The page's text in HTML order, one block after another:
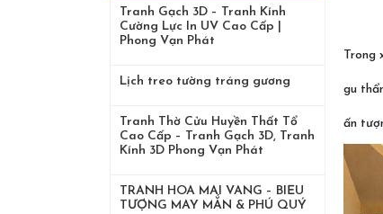
Tranh Gạch 3D – Tranh Kính
Cường Lực In UV Cao Cấp |
Phong Vạn Phát
Lịch treo tường tráng gương
Tranh Thờ Cửu Huyền Thất Tổ
Cao Cấp – Tranh Gạch 3D, Tranh
Kính 3D Phong Vạn Phát
TRANH HOA MAI VÀNG – BIỂU
TƯỢNG MAY MẮN & PHÚ QUÝ
Trong
gu
ấn